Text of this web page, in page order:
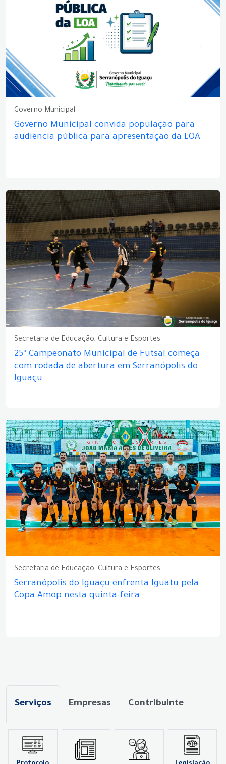
Governo Municipal
Governo Municipal convida população para
audiência pública para apresentação da LOA
Secretaria de Educação, Cultura e Esportes
25º Campeonato Municipal de Futsal começa
com rodada de abertura em Serranópolis do
Iguaçu
Secretaria de Educação, Cultura e Esportes
Serranópolis do Iguaçu enfrenta Iguatu pela
Copa Amop nesta quinta-feira
Serviços Empresas Contribuinte